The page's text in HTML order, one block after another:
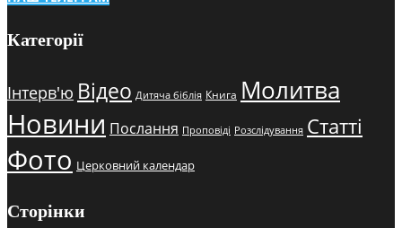
Категорії
Інтерв'ю Відео Дитяча біблія Книга Молитва
Новини Послання Проповіді Розслідування Статті
Фото Церковний календар
Сторінки